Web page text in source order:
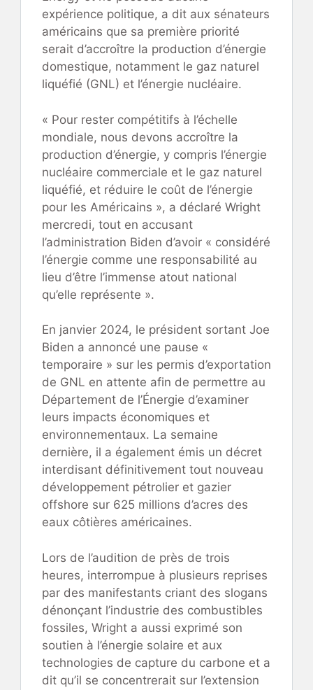
expérience politique, a dit aux sénateurs
américains que sa première priorité
serait d’accroître la production d’énergie
domestique, notamment le gaz naturel
liquéfié (GNL) et l’énergie nucléaire.
« Pour rester compétitifs à l’échelle
mondiale, nous devons accroître la
production d’énergie, y compris l’énergie
nucléaire commerciale et le gaz naturel
liquéfié, et réduire le coût de l’énergie
pour les Américains », a déclaré Wright
mercredi, tout en accusant
l’administration Biden d’avoir « considéré
l’énergie comme une responsabilité au
lieu d’être l’immense atout national
qu’elle représente ».
En janvier 2024, le président sortant Joe
Biden a annoncé une pause «
temporaire » sur les permis d’exportation
de GNL en attente afin de permettre au
Département de l’Énergie d’examiner
leurs impacts économiques et
environnementaux. La semaine
dernière, il a également émis un décret
interdisant définitivement tout nouveau
développement pétrolier et gazier
offshore sur 625 millions d’acres des
eaux côtières américaines.
Lors de l’audition de près de trois
heures, interrompue à plusieurs reprises
par des manifestants criant des slogans
dénonçant l’industrie des combustibles
fossiles, Wright a aussi exprimé son
soutien à l’énergie solaire et aux
technologies de capture du carbone et a
dit qu’il se concentrerait sur l’extension